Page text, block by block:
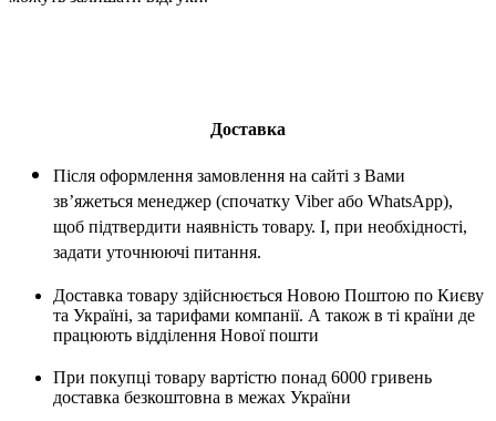
Доставка
Після оформлення замовлення на сайті з Вами
зв’яжеться менеджер (спочатку Viber або WhatsApp),
щоб підтвердити наявність товару. І, при необхідності,
задати уточнюючі питання.
Доставка товару здійснюється Новою Поштою по Києву
та Україні, за тарифами компанії. А також в ті країни де
працюють відділення Нової пошти
При покупці товару вартістю понад 6000 гривень
доставка безкоштовна в межах України